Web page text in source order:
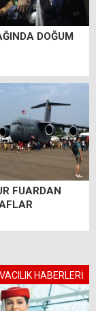
DOĞUM
FUARDAN
HABERLERİ